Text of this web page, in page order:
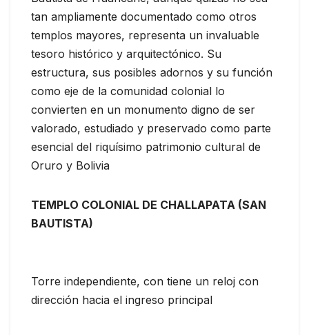
tan ampliamente documentado como otros
templos mayores, representa un invaluable
tesoro histórico y arquitectónico. Su
estructura, sus posibles adornos y su función
como eje de la comunidad colonial lo
convierten en un monumento digno de ser
valorado, estudiado y preservado como parte
esencial del riquísimo patrimonio cultural de
Oruro y Bolivia
TEMPLO COLONIAL DE CHALLAPATA (SAN
BAUTISTA)
Torre independiente, con tiene un reloj con
dirección hacia el ingreso principal